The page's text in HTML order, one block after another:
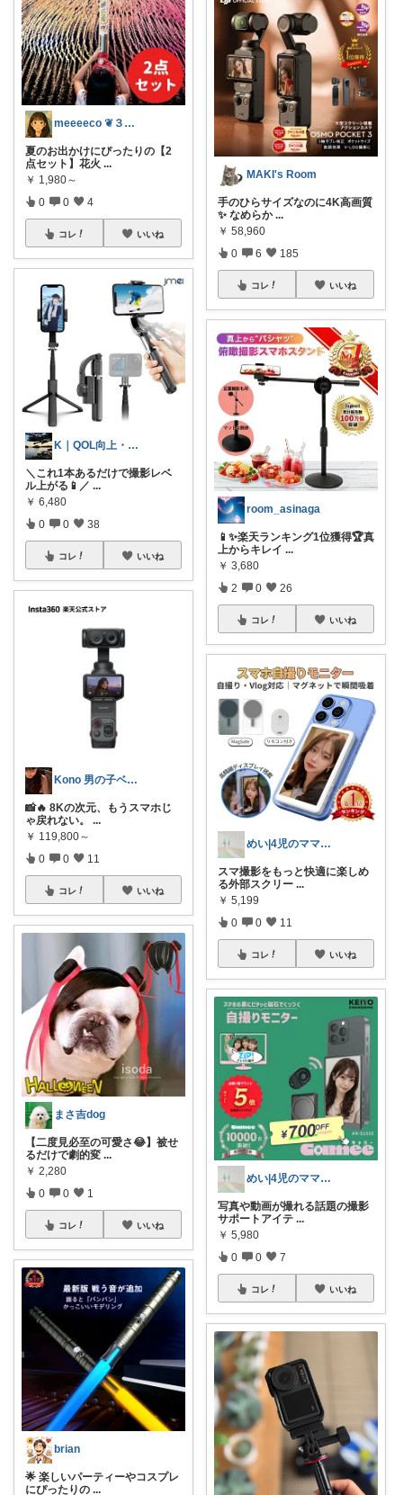
meeeeco ❦３児ママ ❦
夏のお出かけにぴったりの【2
点セット】花火 ...
￥ 1,980～
0 0 4
コレ いいね
K｜QOL向上・良品選定室
＼これ1本あるだけで撮影レベ
ル上がる📱／ ...
￥ 6,480
0 0 38
コレ いいね
Kono 男の子ベビーのママ👶🏼
📸🔥 8Kの次元、もうスマホじ
ゃ戻れない。
...
￥ 119,800～
0 0 11
コレ いいね
まさ吉dog
【二度見必至の可愛さ😂】被せ
るだけで劇的変 ...
￥ 2,280
0 0 1
コレ いいね
brian
🌟 楽しいパーティーやコスプレ
にぴったりの ...
MAKI's Room
手のひらサイズなのに4K高画質
✨ なめらか ...
￥ 58,960
0 6 185
コレ いいね
room_asinaga
📱✨楽天ランキング1位獲得🏆真
上からキレイ ...
￥ 3,680
2 0 26
コレ いいね
めい|4児のママおすすめ
スマ撮影をもっと快適に楽しめ
る外部スクリー ...
￥ 5,199
0 0 11
コレ いいね
めい|4児のママおすすめ
写真や動画が撮れる話題の撮影
サポートアイテ ...
￥ 5,980
0 0 7
コレ いいね